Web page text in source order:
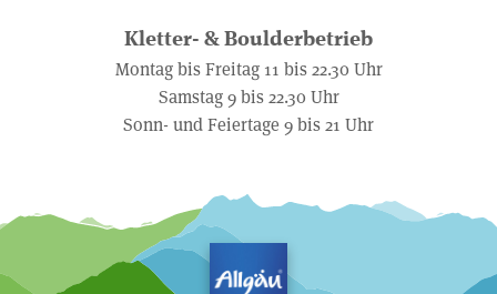
Kletter- & Boulderbetrieb
Montag bis Freitag 11 bis 22.30 Uhr
Samstag 9 bis 22.30 Uhr
Sonn- und Feiertage 9 bis 21 Uhr